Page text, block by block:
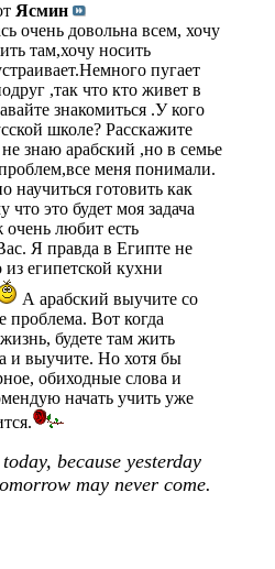
Ясмин
очень довольна всем, хочу
там,хочу носить
пугает
,так что кто живет в
знакомиться .У кого
школе? Расскажите
знаю арабский ,но в семье
меня понимали.
готовить как
что это будет моя задача
любит есть
Я правда в Египте не
египетской кухни
А арабский выучите со
проблема. Вот когда
будете там жить
и выучите. Но хотя бы
обиходные слова и
начать учить уже
because yesterday
may never come.